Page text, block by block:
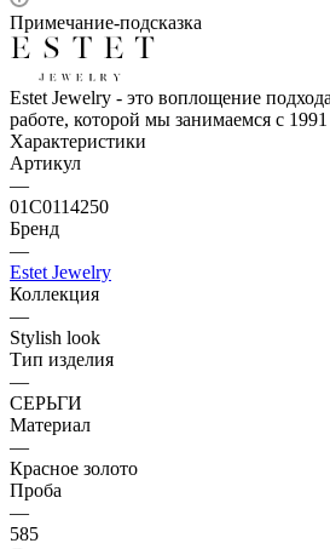
Примечание-подсказка
Estet Jewelry - это воплощение
работе, которой мы занимаемся с 1991
Характеристики
Артикул
—
01С0114250
Бренд
—
Estet Jewelry
Коллекция
—
Stylish look
Тип изделия
—
СЕРЬГИ
Материал
—
Красное золото
Проба
—
585